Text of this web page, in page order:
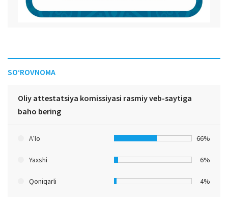
SO‘ROVNOMA
Oliy attestatsiya komissiyasi rasmiy veb-saytiga
baho bering
A’lo 66%
Yaxshi 6%
Qoniqarli 4%